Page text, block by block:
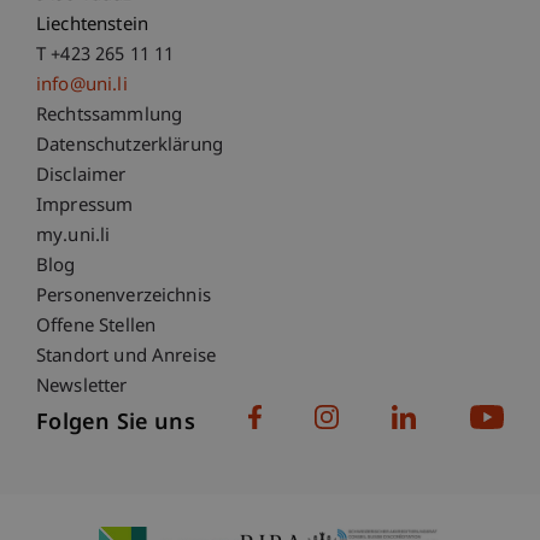
Liechtenstein
T +423 265 11 11
info@uni.li
Fußzeile Rechtliche Hinweise
Rechtssammlung
Datenschutzerklärung
Disclaimer
Impressum
Fußzeile Subdomain-Verzeichnis
my.uni.li
Blog
Personenverzeichnis
Offene Stellen
Standort und Anreise
Newsletter
Folgen Sie uns